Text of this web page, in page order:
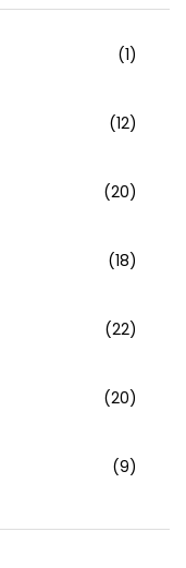
(1)
(12)
(20)
(18)
(22)
(20)
(9)